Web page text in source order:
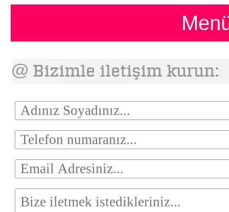
Bizimle iletişim kurun: